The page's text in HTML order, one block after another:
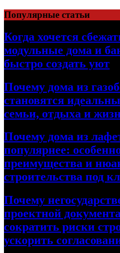
Перейти
к
содержимому
Популярные статьи
Когда хочется
модульные дома и
быстро создать уют
Почему дома из
становятся
семьи, отдыха и
Почему дома из
популярнее:
преимущества и
строительства под
Почему
проектной
сократить риски
ускорить